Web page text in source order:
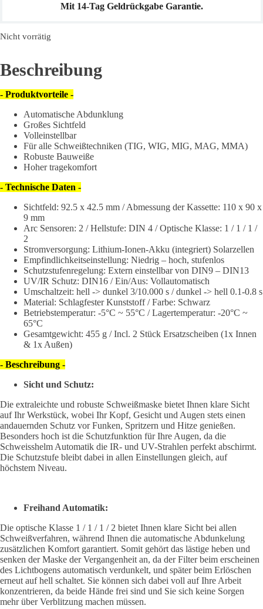
Mit 14-Tag Geldrückgabe Garantie.
Nicht vorrätig
Beschreibung
- Produktvorteile -
Automatische Abdunklung
Großes Sichtfeld
Volleinstellbar
Für alle Schweißtechniken (TIG, WIG, MIG, MAG, MMA)
Robuste Bauweiße
Hoher tragekomfort
- Technische Daten -
Sichtfeld: 92.5 x 42.5 mm / Abmessung der Kassette: 110 x 90 x
9 mm
Arc Sensoren: 2 / Hellstufe: DIN 4 / Optische Klasse: 1 / 1 / 1 /
2
Stromversorgung: Lithium-Ionen-Akku (integriert) Solarzellen
Empfindlichkeitseinstellung: Niedrig – hoch, stufenlos
Schutzstufenregelung: Extern einstellbar von DIN9 – DIN13
UV/IR Schutz: DIN16 / Ein/Aus: Vollautomatisch
Umschaltzeit: hell -> dunkel 3/10.000 s / dunkel -> hell 0.1-0.8 s
Material: Schlagfester Kunststoff / Farbe: Schwarz
Betriebstemperatur: -5°C ~ 55°C / Lagertemperatur: -20°C ~
65°C
Gesamtgewicht: 455 g / Incl. 2 Stück Ersatzscheiben (1x Innen
& 1x Außen)
- Beschreibung -
Sicht und Schutz:
Die extraleichte und robuste Schweißmaske bietet Ihnen klare Sicht
auf Ihr Werkstück, wobei Ihr Kopf, Gesicht und Augen stets einen
andauernden Schutz vor Funken, Spritzern und Hitze genießen.
Besonders hoch ist die Schutzfunktion für Ihre Augen, da die
Schweisshelm Automatik die IR- und UV-Strahlen perfekt abschirmt.
Die Schutzstufe bleibt dabei in allen Einstellungen gleich, auf
höchstem Niveau.
Freihand Automatik:
Die optische Klasse 1 / 1 / 1 / 2 bietet Ihnen klare Sicht bei allen
Schweißverfahren, während Ihnen die automatische Abdunkelung
zusätzlichen Komfort garantiert. Somit gehört das lästige heben und
senken der Maske der Vergangenheit an, da der Filter beim erscheinen
des Lichtbogens automatisch verdunkelt, und später beim Erlöschen
erneut auf hell schaltet. Sie können sich dabei voll auf Ihre Arbeit
konzentrieren, da beide Hände frei sind und Sie sich keine Sorgen
mehr über Verblitzung machen müssen.